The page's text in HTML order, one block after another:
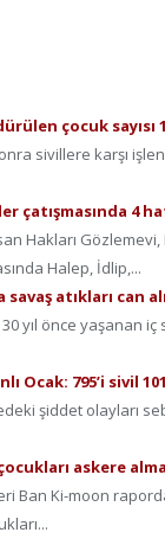
çocuk sayısı
sivillere karşı
çatışmasında 4
Hakları Gözlemevi,
Halep, İdlip,...
savaş atıkları can
30 yıl önce yaşanan
Ocak: 795’i sivil
şiddet olayları
askere
Ban Ki-moon